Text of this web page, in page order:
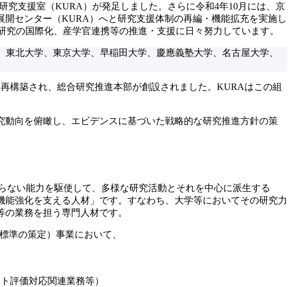
支援室（KURA）が発足しました。さらに令和4年10月には、京
センター（KURA）へと研究支援体制の再編・機能拡充を実施し
の国際化、産学官連携等の推進・支援に日々努力しています。
北大学、東京大学、早稲田大学、慶應義塾大学、名古屋大学、
構築され、総合研究推進本部が創設されました。KURAはこの組
向を俯瞰し、エビデンスに基づいた戦略的な研究推進方針の策
い能力を駆使して、多様な研究活動とそれを中心に派生する
強化を支える人材」です。すなわち、大学等においてその研究力
業務を担う専門人材です。
の策定）事業において、
評価対応関連業務等）